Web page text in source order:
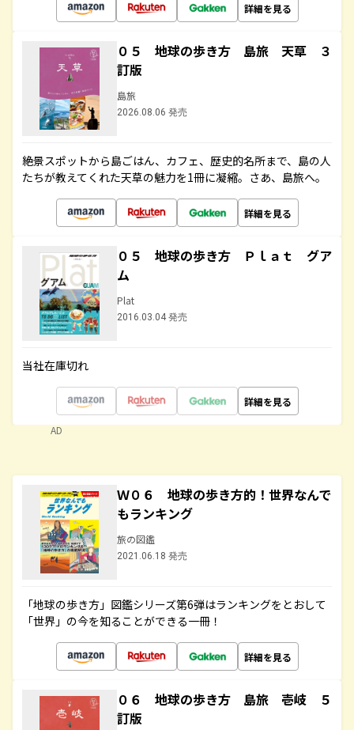
詳細を見る
０５ 地球の歩き方 島旅 天草 ３
訂版
島旅
2026.08.06 発売
絶景スポットから島ごはん、カフェ、歴史的名所まで、島の人
たちが教えてくれた天草の魅力を1冊に凝縮。さあ、島旅へ。
詳細を見る
０５ 地球の歩き方 Ｐｌａｔ グア
ム
Plat
2016.03.04 発売
当社在庫切れ
詳細を見る
AD
Ｗ０６ 地球の歩き方的！世界なんで
もランキング
旅の図鑑
2021.06.18 発売
「地球の歩き方」図鑑シリーズ第6弾はランキングをとおして
「世界」の今を知ることができる一冊！
詳細を見る
０６ 地球の歩き方 島旅 壱岐 ５
訂版